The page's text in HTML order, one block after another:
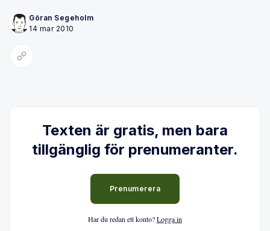
Göran Segeholm
14 mar 2010
Kopiera länk
Texten är gratis, men bara
tillgänglig för prenumeranter.
Prenumerera
Har du redan ett konto?Logga in